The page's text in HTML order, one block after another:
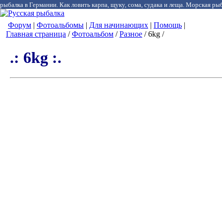
рыбалка в Германии. Как ловить карпа, щуку, сома, судака и леща. Морская
Форум | Фотоальбомы | Для начинающих | Помощь |
Главная страница /Фотоальбом /Разное / 6kg /
.: 6kg :.